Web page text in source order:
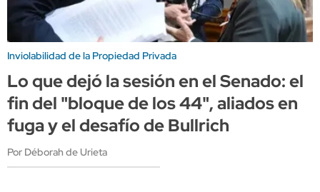
Inviolabilidad de la Propiedad Privada
Lo que dejó la sesión en el Senado: el
fin del "bloque de los 44", aliados en
fuga y el desafío de Bullrich
Por Déborah de Urieta